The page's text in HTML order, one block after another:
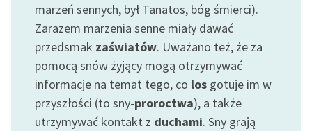
niepełnosprawnościami
Feministyczne inspiracje.
Popularyzacja
skandynawskiej literatury
feministycznej
Ręce pełne poezji
marzeń sennych, był Tanatos, bóg śmierci).
Zarazem marzenia senne miały dawać
przedsmak zaświatów. Uważano też, że za
pomocą snów żyjący mogą otrzymywać
informacje na temat tego, co los gotuje im w
przyszłości (to sny-proroctwa), a także
utrzymywać kontakt z duchami. Sny grają